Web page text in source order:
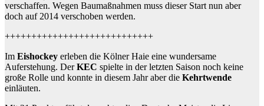
verschaffen. Wegen Baumaßnahmen muss dieser Start nun aber
doch auf 2014 verschoben werden.
++++++++++++++++++++++++++++
Im Eishockey erleben die Kölner Haie eine wundersame
Auferstehung. DerKEC spielte in der letzten Saison noch keine
große Rolle und konnte in diesem Jahr aber die Kehrtwende
einläuten.